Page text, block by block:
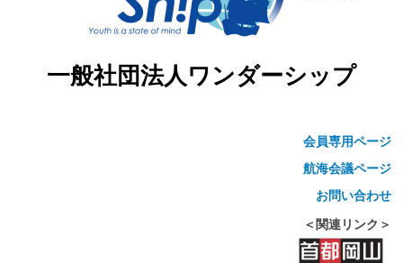
一般社団法人ワンダーシップ
会員専用ページ
航海会議ページ
お問い合わせ
＜関連リンク＞